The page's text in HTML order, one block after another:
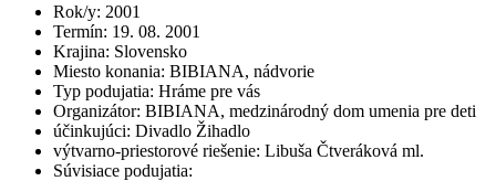
Rok/y: 2001
Termín: 19. 08. 2001
Krajina: Slovensko
Miesto konania: BIBIANA, nádvorie
Typ podujatia: Hráme pre vás
Organizátor: BIBIANA, medzinárodný dom umenia pre deti
účinkujúci: Divadlo Žihadlo
výtvarno-priestorové riešenie: Libuša Čtveráková ml.
Súvisiace podujatia: